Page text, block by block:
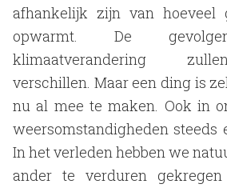
afhankelijk zijn van hoeveel
opwarmt. De
klimaatverandering
verschillen. Maar een ding is
nu al mee te maken. Ook in
weersomstandigheden steeds
In het verleden hebben we
ander te verduren